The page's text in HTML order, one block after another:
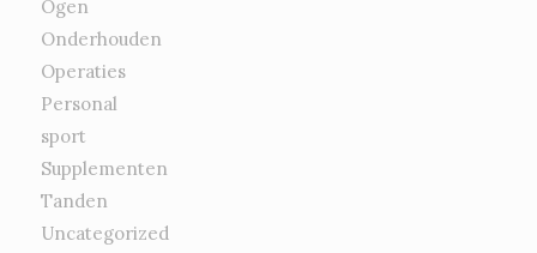
Ogen
Onderhouden
Operaties
Personal
sport
Supplementen
Tanden
Uncategorized